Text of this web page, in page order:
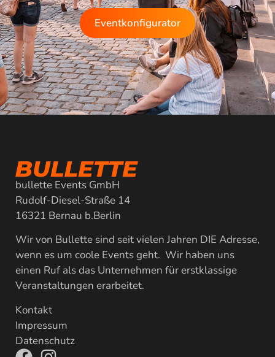
Eventkonfigurator
bullette Events GmbH
Rudolf-Diesel-Straße 14
16321 Bernau b.Berlin
Wir von Bullette sind seit vielen Jahren DIE Adresse,
wenn es um coole Events geht. Wir haben uns
einen Ruf als das Unternehmen für erstklassige
Veranstaltungen erarbeitet.
Kontakt
Impressum
Datenschutz